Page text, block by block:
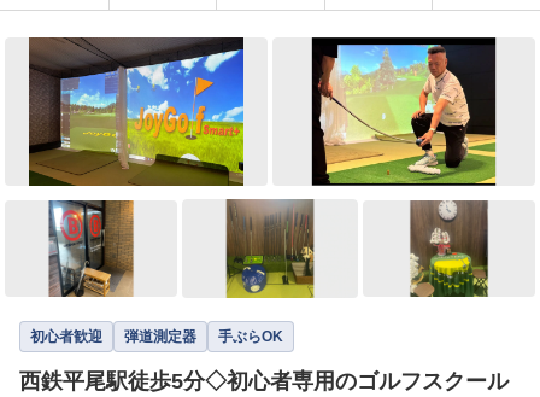
初心者歓迎 弾道測定器 手ぶらOK
西鉄平尾駅徒歩5分◇初心者専用のゴルフスクール